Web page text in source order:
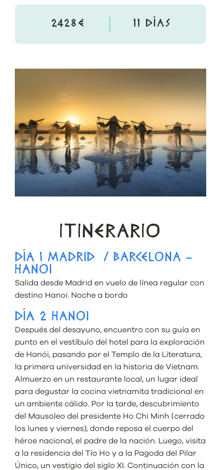
2428€ 11 DÍAS
ITINERARIO
DÍA 1 MADRID / BARCELONA –
HANOI
Salida desde Madrid en vuelo de línea regular con
destino Hanoi. Noche a bordo
DÍA 2 HANOI
Después del desayuno, encuentro con su guía en
punto en el vestíbulo del hotel para la exploración
de Hanói, pasando por el Templo de la Literatura,
la primera universidad en la historia de Vietnam.
Almuerzo en un restaurante local, un lugar ideal
para degustar la cocina vietnamita tradicional en
un ambiente cálido. Por la tarde, descubrimiento
del Mausoleo del presidente Ho Chi Minh (cerrado
los lunes y viernes), donde reposa el cuerpo del
héroe nacional, el padre de la nación. Luego, visita
a la residencia del Tío Ho y a la Pagoda del Pilar
Único, un vestigio del siglo XI. Continuación con la